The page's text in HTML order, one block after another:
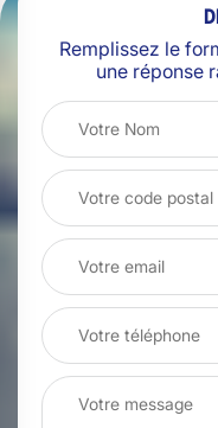
Remplissez le
une réponse